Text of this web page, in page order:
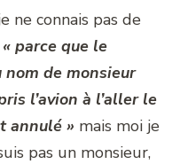
ne connais pas de
« parce que le
de monsieur
l’avion à l’aller le
annulé » mais moi je
pas un monsieur,